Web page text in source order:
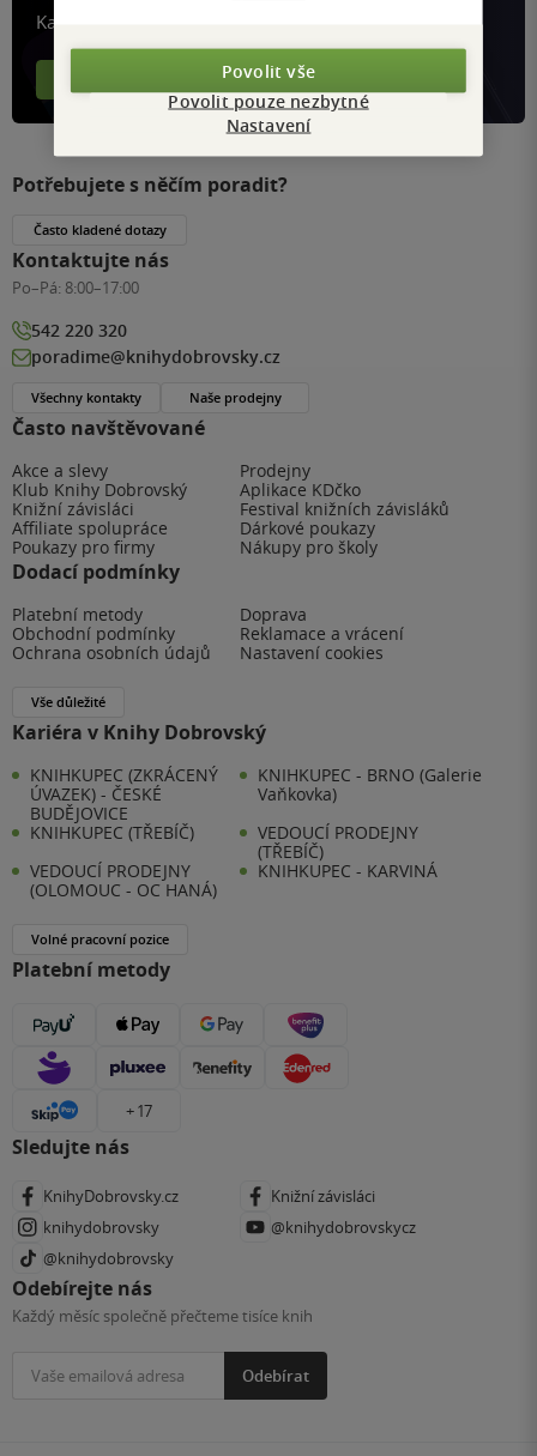
Každý měsíc společně přečteme tisíce knih
Více o klubu
Často navštěvované
Akce a slevy
Prodejny
Klub Knihy Dobrovský
Aplikace KDčko
Knižní závisláci
Festival knižních závisláků
Affiliate spolupráce
Dárkové poukazy
Poukazy pro firmy
Nákupy pro školy
Dodací podmínky
Platební metody
Doprava
Obchodní podmínky
Reklamace a vrácení
Ochrana osobních údajů
Nastavení cookies
Vše důležité
Kariéra v Knihy Dobrovský
KNIHKUPEC (ZKRÁCENÝ
ÚVAZEK) - ČESKÉ
BUDĚJOVICE
KNIHKUPEC - BRNO (Galerie
Vaňkovka)
KNIHKUPEC (TŘEBÍČ)
VEDOUCÍ PRODEJNY
(TŘEBÍČ)
VEDOUCÍ PRODEJNY
(OLOMOUC - OC HANÁ)
KNIHKUPEC - KARVINÁ
Volné pracovní pozice
Platební metody
+ 17
Sledujte nás
KnihyDobrovsky.cz
Knižní závisláci
knihydobrovsky
@knihydobrovskycz
@knihydobrovsky
Odebírejte nás
Každý měsíc společně přečteme tisíce knih
Odebírat
Potřebujete s něčím poradit?
Často kladené dotazy
Kontaktujte nás
Po–Pá: 8:00–17:00
542 220 320
poradime@knihydobrovsky.cz
Všechny kontakty Naše prodejny
Povolit vše
Povolit pouze nezbytné
Nastavení